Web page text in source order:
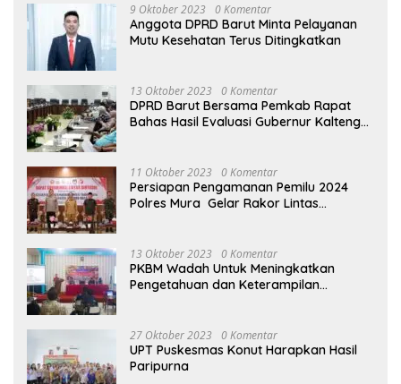
9 Oktober 2023 0 Komentar
Anggota DPRD Barut Minta Pelayanan
Mutu Kesehatan Terus Ditingkatkan
13 Oktober 2023 0 Komentar
DPRD Barut Bersama Pemkab Rapat
Bahas Hasil Evaluasi Gubernur Kalteng
11 Oktober 2023 0 Komentar
Persiapan Pengamanan Pemilu 2024
Polres Mura Gelar Rakor Lintas
13 Oktober 2023 0 Komentar
PKBM Wadah Untuk Meningkatkan
Pengetahuan dan Keterampilan
27 Oktober 2023 0 Komentar
UPT Puskesmas Konut Harapkan Hasil
Paripurna